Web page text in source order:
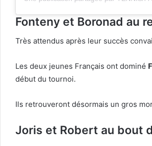
Fonteny et Boronad au
Très attendus après leur succès
Les deux jeunes Français ont dominé
début du tournoi.
Ils retrouveront désormais un gros
Joris et Robert au bout